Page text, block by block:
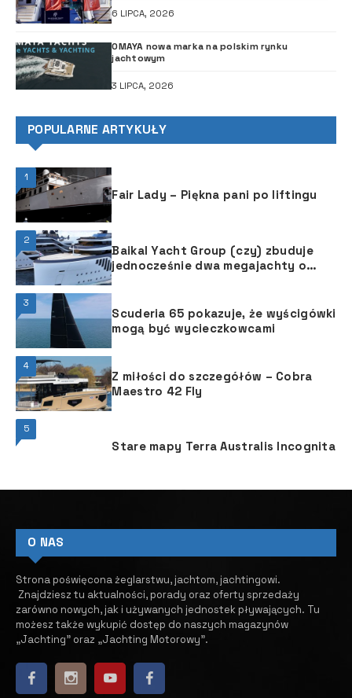
6 LIPCA, 2026
OMAYA nowa marka na polskim rynku
jachtowym
3 LIPCA, 2026
POPULARNE ARTYKUŁY
1
Fair Lady – Piękna pani po liftingu
2
Baikal Yacht Group (czy) zbuduje
jednocześnie dwa megajachty o
3
Scuderia 65 pokazuje, że wyścigówki
mogą być wycieczkowcami
4
Z miłości do szczegółów – Cobra
Maestro 42 Fly
5
Stare mapy Terra Australis Incognita
O NAS
Strona poświęcona żeglarstwu, jachtom, jachtingowi.
Znajdziesz tu aktualności, porady oraz oferty sprzedaży
zarówno nowych, jak i używanych jednostek pływających. ​ Tu
możesz także wykupić dostęp do naszych magazynów
„Jachting” oraz „Jachting Motorowy”.